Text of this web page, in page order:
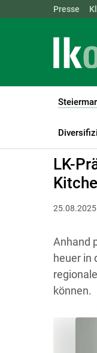
Presse
LK Steiermark
LK-
25.08.2025
Anhand
heuer in
können.